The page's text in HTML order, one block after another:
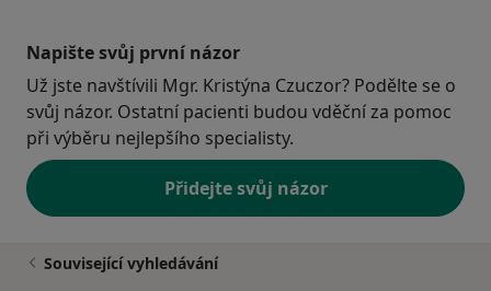
Napište svůj první názor
Už jste navštívili Mgr. Kristýna Czuczor? Podělte se o
svůj názor. Ostatní pacienti budou vděční za pomoc
při výběru nejlepšího specialisty.
Přidejte svůj názor
Související vyhledávání